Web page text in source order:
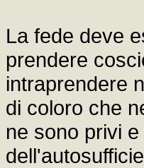
La fede deve
prendere
intraprendere
di coloro che
ne sono privi